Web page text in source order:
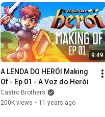
9:49
A LENDA DO HERÓI Making
Of - Ep 01 - A Voz do Herói
Castro Brothers
200K views • 11 years ago